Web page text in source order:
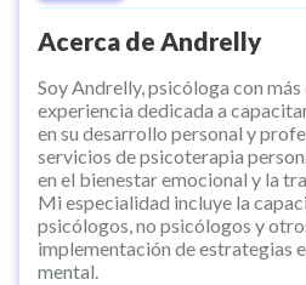
Acerca de Andrelly
Soy Andrelly, psicóloga con más
experiencia dedicada a
en su desarrollo personal y
servicios de psicoterapia
en el bienestar emocional y la
Mi especialidad incluye la
psicólogos, no psicólogos y
implementación de estrategias
mental.